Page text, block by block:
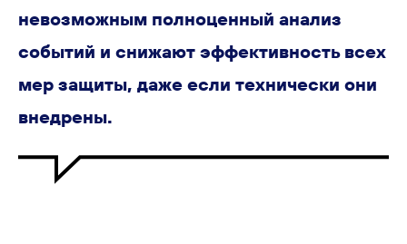
невозможным полноценный анализ
событий и снижают эффективность всех
мер защиты, даже если технически они
внедрены.